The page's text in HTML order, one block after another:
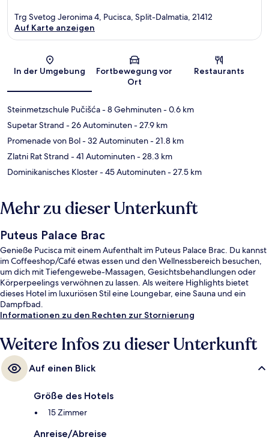
Karte
Trg Svetog Jeronima 4, Pucisca, Split-Dalmatia, 21412
Auf Karte anzeigen
In der Umgebung
Fortbewegung vor
Ort
Restaurants
Steinmetzschule Pučišća- 8 Gehminuten- 0.6 km
Supetar Strand - 26 Autominuten- 27.9 km
Promenade von Bol- 32 Autominuten- 21.8 km
Zlatni Rat Strand - 41 Autominuten- 28.3 km
Dominikanisches Kloster- 45 Autominuten- 27.5 km
Mehr zu dieser Unterkunft
Puteus Palace Brac
Genieße Pucisca mit einem Aufenthalt im Puteus Palace Brac. Du kannst
im Coffeeshop/Café etwas essen und den Wellnessbereich besuchen,
um dich mit Tiefengewebe-Massagen, Gesichtsbehandlungen oder
Körperpeelings verwöhnen zu lassen. Als weitere Highlights bietet
dieses Hotel im luxuriösen Stil eine Loungebar, eine Sauna und ein
Dampfbad.
Informationen zu den Rechten zur Stornierung
Weitere Infos zu dieser Unterkunft
Auf einen Blick
Größe des Hotels
15 Zimmer
Anreise/Abreise